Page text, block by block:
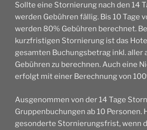
Sollte eine Stornierung nach den 14
werden Gebühren fällig. Bis 10 Tage
werden 80% Gebühren berechnet.
kurzfristigen Stornierung ist das
gesamten Buchungsbetrag inkl. aller
Gebühren zu berechnen. Auch eine
erfolgt mit einer Berechnung von
Ausgenommen von der 14 Tage
Gruppenbuchungen ab 10 Personen.
gesonderte Stornierungsfrist, wenn